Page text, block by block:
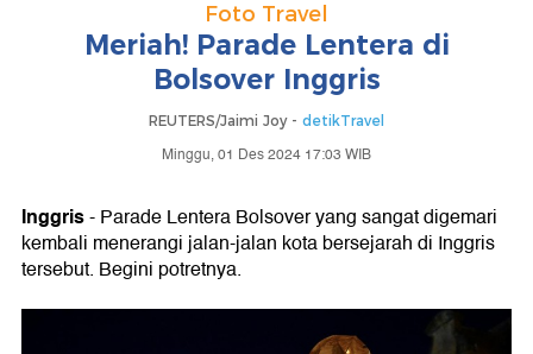
Foto Travel
Meriah! Parade Lentera di
Bolsover Inggris
REUTERS/Jaimi Joy - detikTravel
Minggu, 01 Des 2024 17:03 WIB
Inggris- Parade Lentera Bolsover yang sangat digemari
kembali menerangi jalan-jalan kota bersejarah di Inggris
tersebut. Begini potretnya.